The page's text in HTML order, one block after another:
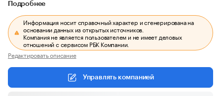
Подробнее
Информация носит справочный характер и сгенерирована на
основании данных из открытых источников.
Компания не является пользователем и не имеет деловых
отношений с сервисом РБК Компании.
Редактировать описание
Управлять компанией